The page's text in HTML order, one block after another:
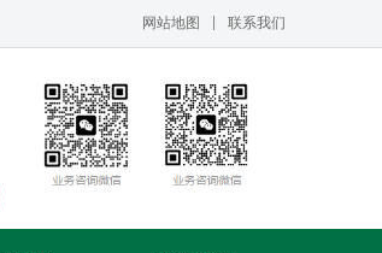
网站地图 联系我们